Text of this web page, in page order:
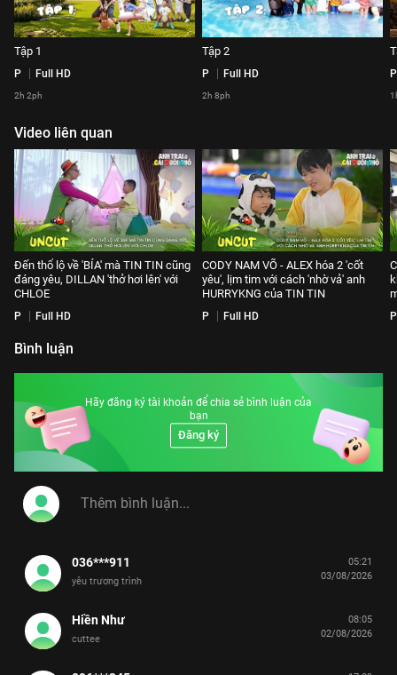
Tập 1
P Full HD
2h 2ph
Tập 2
P Full HD
2h 8ph
P
Video liên quan
Đến thổ lộ về 'BÍA' mà TIN TIN cũng
đáng yêu, DILLAN 'thở hơi lên' với
CHLOE
P Full HD
CODY NAM VÕ - ALEX hóa 2 'cốt
yêu', lịm tim với cách 'nhờ vả' anh
HURRYKNG của TIN TIN
P Full HD P
Bình luận
Hãy đăng ký tài khoản để chia sẻ bình luận của
bạn
Đăng ký
036***911
yêu trương trình
05:21
03/08/2026
Hiền Như
cuttee
08:05
02/08/2026